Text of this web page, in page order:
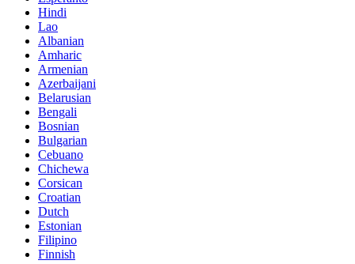
Hindi
Lao
Albanian
Amharic
Armenian
Azerbaijani
Belarusian
Bengali
Bosnian
Bulgarian
Cebuano
Chichewa
Corsican
Croatian
Dutch
Estonian
Filipino
Finnish